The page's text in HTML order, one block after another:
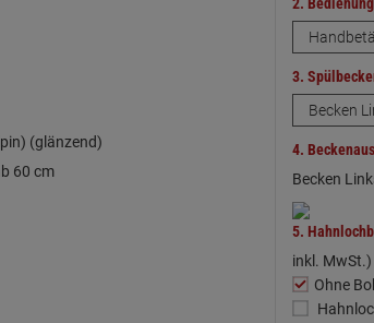
(glänzend)
60 cm
3.
4.
Becken
5.
inkl. MwSt.)
Ohne